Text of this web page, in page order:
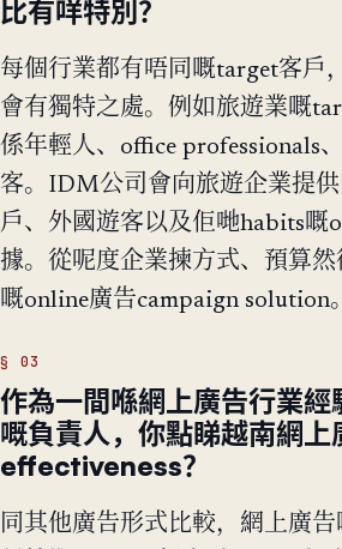
比有咩特別？
每個行業都有唔同嘅target客戶
會有獨特之處。例如旅遊業嘅
係年輕人、office professionals
客。IDM公司會向旅遊企業提供
戶、外國遊客以及佢哋habits嘅
據。從呢度企業揀方式、預算
嘅online廣告campaign solution。
作為一間喺網上廣告行業經
嘅負責人，你點睇越南網上
effectiveness？
同其他廣告形式比較，網上廣